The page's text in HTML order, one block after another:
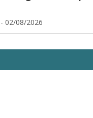
- 02/08/2026